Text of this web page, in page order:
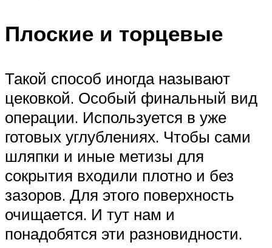
Плоские и торцевые
Такой способ иногда называют
цековкой. Особый финальный вид
операции. Используется в уже
готовых углублениях. Чтобы сами
шляпки и иные метизы для
сокрытия входили плотно и без
зазоров. Для этого поверхность
очищается. И тут нам и
понадобятся эти разновидности.